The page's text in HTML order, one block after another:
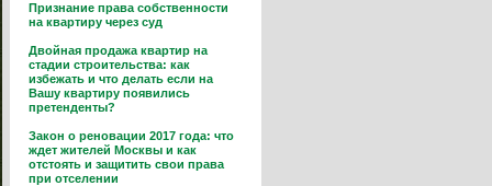
Признание права собственности
на квартиру через суд
Двойная продажа квартир на
стадии строительства: как
избежать и что делать если на
Вашу квартиру появились
претенденты?
Закон о реновации 2017 года: что
ждет жителей Москвы и как
отстоять и защитить свои права
при отселении